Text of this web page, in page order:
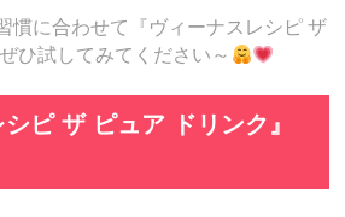
慣に合わせて『ヴィーナスレシピ ザ
ひ試してみてください～
シピ ザ ピュア ドリンク』